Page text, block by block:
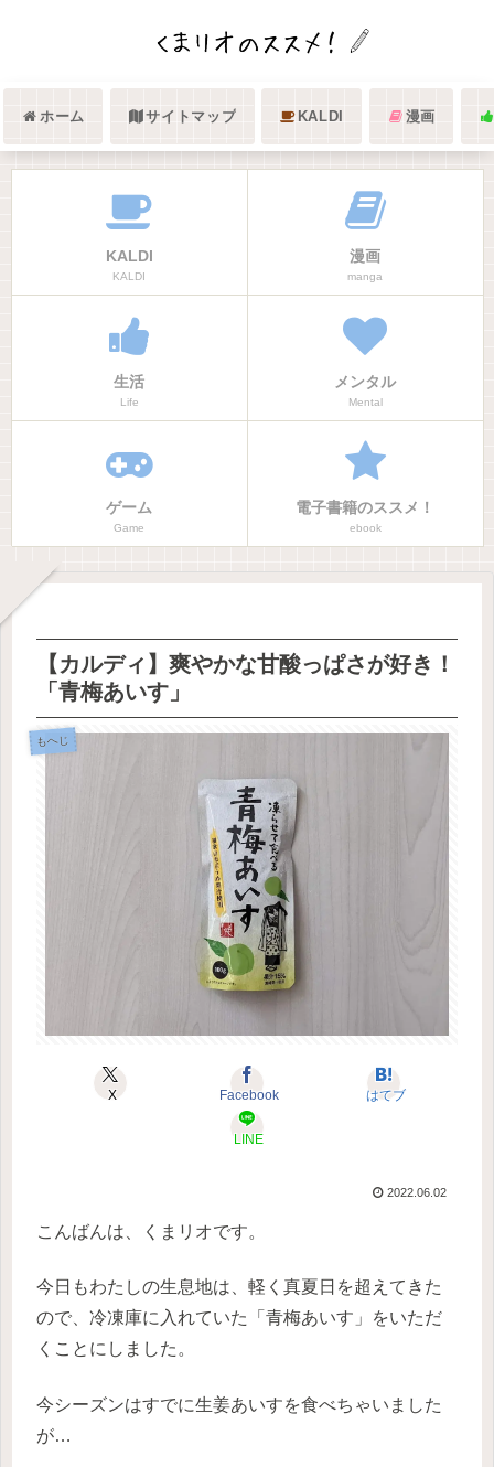
ホーム サイトマップ KALDI 漫画
KALDI
KALDI
漫画
manga
生活
Life
メンタル
Mental
ゲーム
Game
電子書籍のススメ！
ebook
【カルディ】爽やかな甘酸っぱさが好き！
「青梅あいす」
もへじ
X Facebook はてブ
LINE
2022.06.02
こんばんは、くまリオです。
今日もわたしの生息地は、軽く真夏日を超えてきた
ので、冷凍庫に入れていた「青梅あいす」をいただ
くことにしました。
今シーズンはすでに生姜あいすを食べちゃいました
が…